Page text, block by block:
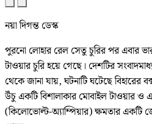
নয়া দিগন্ত ডেস্ক
পুরনো লোহার রেল সেতু চুরির পর এবার
টাওয়ার চুরি হয়ে গেছে। দেশটির
থেকে জানা যায়, ঘটনাটি ঘটেছে
উঁচু একটি বিশালাকার মোবাইল টাওয়ার ও
(কিলোভোল্ট-অ্যাম্পিয়ার) ক্ষমতার একটি